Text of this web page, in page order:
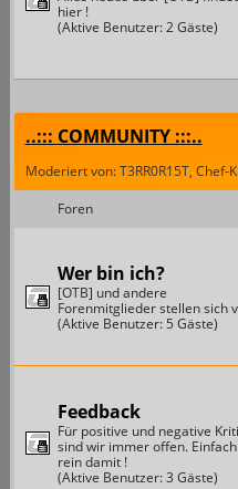
hier !
(Aktive Benutzer: 2 Gäste)
..::: COMMUNITY :::..
Moderiert von: T3RR0R15T, Chef-
Foren
Wer bin ich?
[OTB] und andere
Forenmitglieder stellen sich
(Aktive Benutzer: 5 Gäste)
Feedback
Für positive und negative
sind wir immer offen.
rein damit !
(Aktive Benutzer: 3 Gäste)